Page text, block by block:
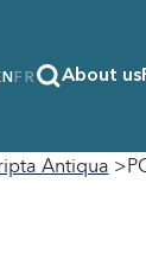
FR About us
Antiqua